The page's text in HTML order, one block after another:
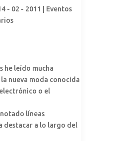
- 02 - 2011 | Eventos
he leído mucha
nueva moda conocida
o el
líneas
destacar a lo largo del